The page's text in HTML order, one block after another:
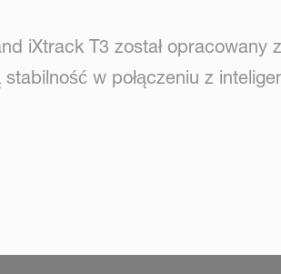
iXtrack T3 został opracowany
w połączeniu z